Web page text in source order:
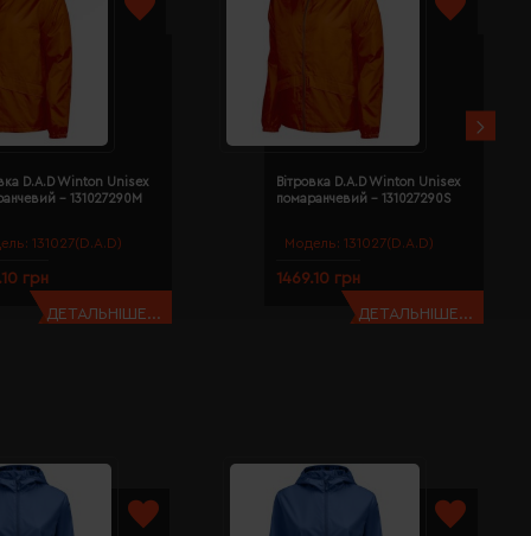
131027(D.A.D)
D.A.D Winton Unisex
- 131027290M
грн
ДЕТАЛЬНІШЕ...
Модель: 131027(D.A.D)
Вітровка D.A.D Winton Unisex
помаранчевий - 131027290S
1469.10 грн
ДЕТАЛЬНІШЕ...